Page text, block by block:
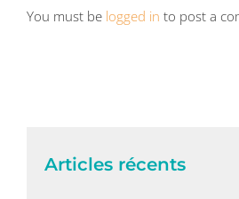
You must be logged in to post a
Articles récents